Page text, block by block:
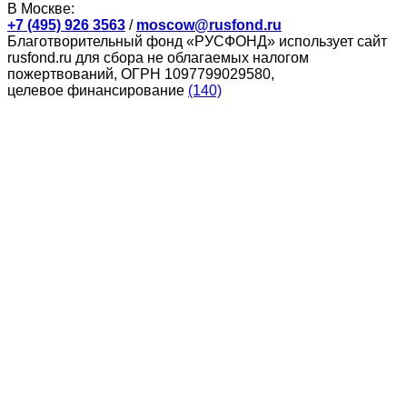
В Москве:
+7 (495) 926 3563 / moscow@rusfond.ru
Благотворительный фонд «РУСФОНД» использует сайт
rusfond.ru для сбора не облагаемых налогом
пожертвований, ОГРН 1097799029580,
целевое финансирование (140)